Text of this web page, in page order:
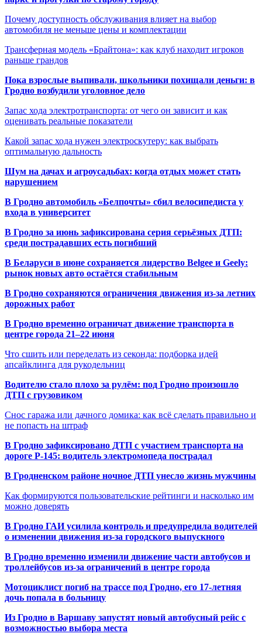
Почему доступность обслуживания влияет на выбор
автомобиля не меньше цены и комплектации
Трансферная модель «Брайтона»: как клуб находит игроков
раньше грандов
Пока взрослые выпивали, школьники похищали деньги: в
Гродно возбудили уголовное дело
Запас хода электротранспорта: от чего он зависит и как
оценивать реальные показатели
Какой запас хода нужен электроскутеру: как выбрать
оптимальную дальность
Шум на дачах и агроусадьбах: когда отдых может стать
нарушением
В Гродно автомобиль «Белпочты» сбил велосипедиста у
входа в университет
В Гродно за июнь зафиксирована серия серьёзных ДТП:
среди пострадавших есть погибший
В Беларуси в июне сохраняется лидерство Belgee и Geely:
рынок новых авто остаётся стабильным
В Гродно сохраняются ограничения движения из-за летних
дорожных работ
В Гродно временно ограничат движение транспорта в
центре города 21–22 июня
Что сшить или переделать из секонда: подборка идей
апсайклинга для рукодельниц
Водителю стало плохо за рулём: под Гродно произошло
ДТП с грузовиком
Снос гаража или дачного домика: как всё сделать правильно и
не попасть на штраф
В Гродно зафиксировано ДТП с участием транспорта на
дороге Р-145: водитель электромопеда пострадал
В Гродненском районе ночное ДТП унесло жизнь мужчины
Как формируются пользовательские рейтинги и насколько им
можно доверять
В Гродно ГАИ усилила контроль и предупредила водителей
о изменении движения из-за городского выпускного
В Гродно временно изменили движение части автобусов и
троллейбусов из-за ограничений в центре города
Мотоциклист погиб на трассе под Гродно, его 17-летняя
дочь попала в больницу
Из Гродно в Варшаву запустят новый автобусный рейс с
возможностью выбора места